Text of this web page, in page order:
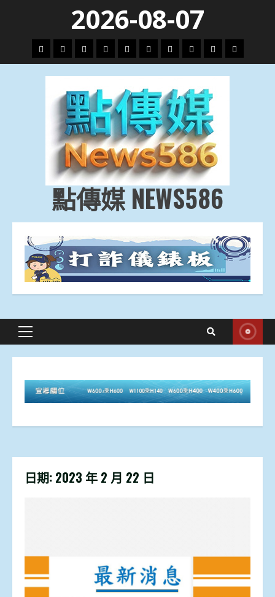
content
2026-08-07
頭
條
財
經
地
方.
會
文
教.
技
專
題
娛
樂
劇
政
治
國
際
運
動
生
活
點傳媒 NEWS586
Primary
日期: 2023 年 2 月 22 日